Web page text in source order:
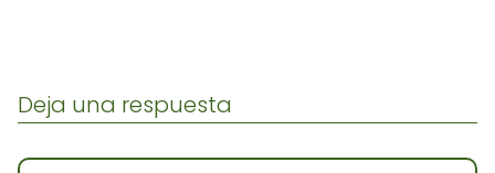
Deja una respuesta